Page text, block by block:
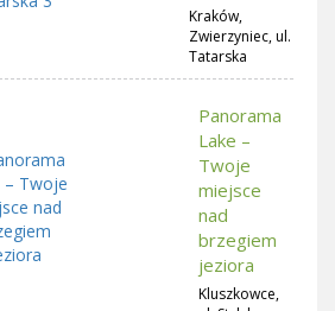
Kraków,
Zwierzyniec, ul.
Tatarska
Panorama
Lake –
Twoje
miejsce
nad
brzegiem
jeziora
Kluszkowce,